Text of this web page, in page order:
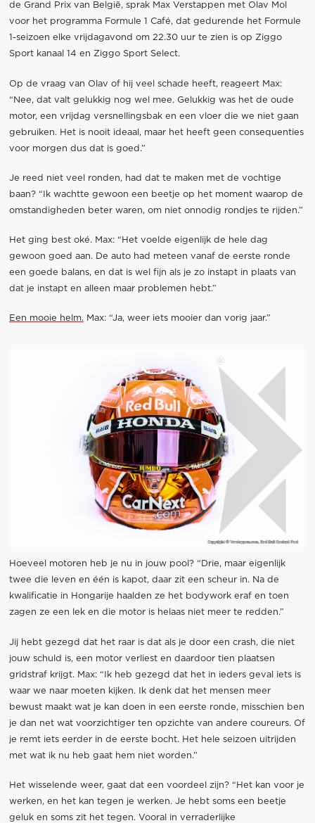
de Grand Prix van België, sprak Max Verstappen met Olav Mol
voor het programma Formule 1 Café, dat gedurende het Formule
1-seizoen elke vrijdagavond om 22.30 uur te zien is op Ziggo
Sport kanaal 14 en Ziggo Sport Select.
Op de vraag van Olav of hij veel schade heeft, reageert Max:
“Nee, dat valt gelukkig nog wel mee. Gelukkig was het de oude
motor, een vrijdag versnellingsbak en een vloer die we niet gaan
gebruiken. Het is nooit ideaal, maar het heeft geen consequenties
voor morgen dus dat is goed.”
Je reed niet veel ronden, had dat te maken met de vochtige
baan? “Ik wachtte gewoon een beetje op het moment waarop de
omstandigheden beter waren, om niet onnodig rondjes te rijden.”
Het ging best oké. Max: “Het voelde eigenlijk de hele dag
gewoon goed aan. De auto had meteen vanaf de eerste ronde
een goede balans, en dat is wel fijn als je zo instapt in plaats van
dat je instapt en alleen maar problemen hebt.”
Een mooie helm.Max: “Ja, weer iets mooier dan vorig jaar.”
Hoeveel motoren heb je nu in jouw pool? “Drie, maar eigenlijk
twee die leven en één is kapot, daar zit een scheur in. Na de
kwalificatie in Hongarije haalden ze het bodywork eraf en toen
zagen ze een lek en die motor is helaas niet meer te redden.”
Jij hebt gezegd dat het raar is dat als je door een crash, die niet
jouw schuld is, een motor verliest en daardoor tien plaatsen
gridstraf krijgt. Max: “Ik heb gezegd dat het in ieders geval iets is
waar we naar moeten kijken. Ik denk dat het mensen meer
bewust maakt wat je kan doen in een eerste ronde, misschien ben
je dan net wat voorzichtiger ten opzichte van andere coureurs. Of
je remt iets eerder in de eerste bocht. Het hele seizoen uitrijden
met wat ik nu heb gaat hem niet worden.”
Het wisselende weer, gaat dat een voordeel zijn? “Het kan voor je
werken, en het kan tegen je werken. Je hebt soms een beetje
geluk en soms zit het tegen. Vooral in verraderlijke